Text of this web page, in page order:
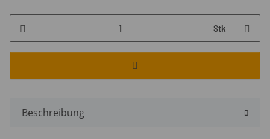
Stk
Beschreibung